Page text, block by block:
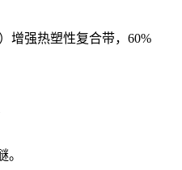
增强热塑性复合带，60%
。